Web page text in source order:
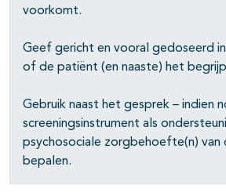
voorkomt.
Geef gericht en vooral gedoseerd
of de patiënt (en naaste) het
Gebruik naast het gesprek – indien
screeningsinstrument als
psychosociale zorgbehoefte(n)
bepalen.